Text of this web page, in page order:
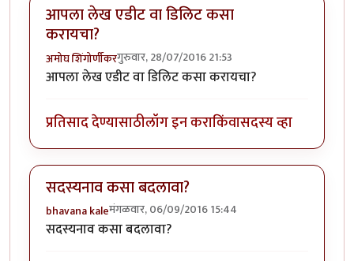
आपला लेख एडीट वा डिलिट कसा
करायचा?
अमोघ शिंगोर्णीकरगुरुवार, 28/07/2016 21:53
आपला लेख एडीट वा डिलिट कसा करायचा?
प्रतिसाद देण्यासाठीलॉग इन कराकिंवासदस्य व्हा
सदस्यनाव कसा बदलावा?
bhavana kaleमंगळवार, 06/09/2016 15:44
सदस्यनाव कसा बदलावा?